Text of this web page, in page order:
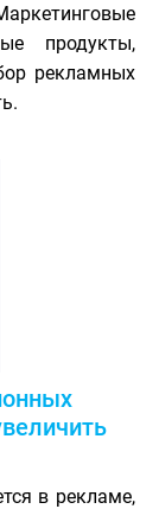
продукты,
рекламных
в рекламе,